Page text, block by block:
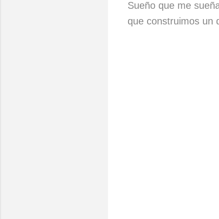
Sueño que me
que construimos un